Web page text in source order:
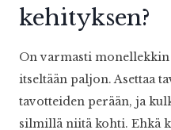
kehityksen?
On varmasti
itseltään paljon. Asettaa
tavotteiden perään, ja
silmillä niitä kohti. Ehkä